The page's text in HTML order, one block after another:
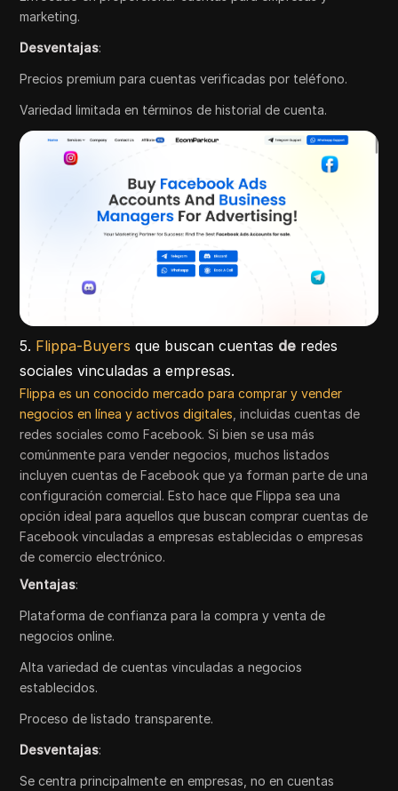
marketing.
Desventajas:
Precios premium para cuentas verificadas por teléfono.
Variedad limitada en términos de historial de cuenta.
5. Flippa-Buyers que buscan cuentas de redes
sociales vinculadas a empresas.
Flippa es un conocido mercado para comprar y vender
negocios en línea y activos digitales , incluidas cuentas de
redes sociales como Facebook. Si bien se usa más
comúnmente para vender negocios, muchos listados
incluyen cuentas de Facebook que ya forman parte de una
configuración comercial. Esto hace que Flippa sea una
opción ideal para aquellos que buscan comprar cuentas de
Facebook vinculadas a empresas establecidas o empresas
de comercio electrónico.
Ventajas:
Plataforma de confianza para la compra y venta de
negocios online.
Alta variedad de cuentas vinculadas a negocios
establecidos.
Proceso de listado transparente.
Desventajas:
Se centra principalmente en empresas, no en cuentas